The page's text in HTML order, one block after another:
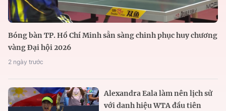
Bóng bàn TP. Hồ Chí Minh sẵn sàng chinh phục huy chương
vàng Đại hội 2026
2 ngày trước
Alexandra Eala làm nên lịch sử
với danh hiệu WTA đầu tiên